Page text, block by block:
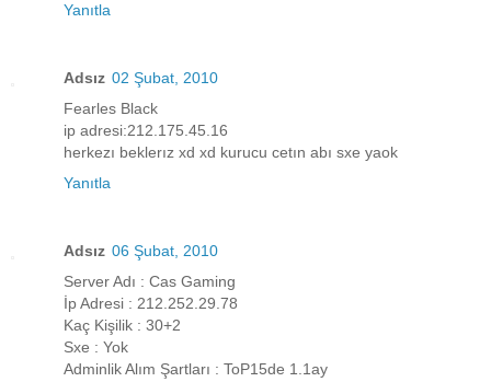
Yanıtla
Adsız 02 Şubat, 2010
Fearles Black
ip adresi:212.175.45.16
herkezı beklerız xd xd kurucu cetın abı sxe yaok
Yanıtla
Adsız 06 Şubat, 2010
Server Adı : Cas Gaming
İp Adresi : 212.252.29.78
Kaç Kişilik : 30+2
Sxe : Yok
Adminlik Alım Şartları : ToP15de 1.1ay